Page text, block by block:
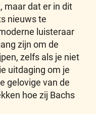
maar dat er in dit
nieuws te
luisteraar
zijn om de
zelfs als je niet
uitdaging om je
gelovige van de
hoe zij Bachs